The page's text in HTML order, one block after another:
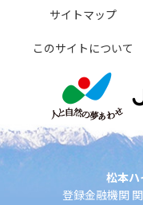
サイトマップ
このサイトについて
松本ハ
登録金融機関